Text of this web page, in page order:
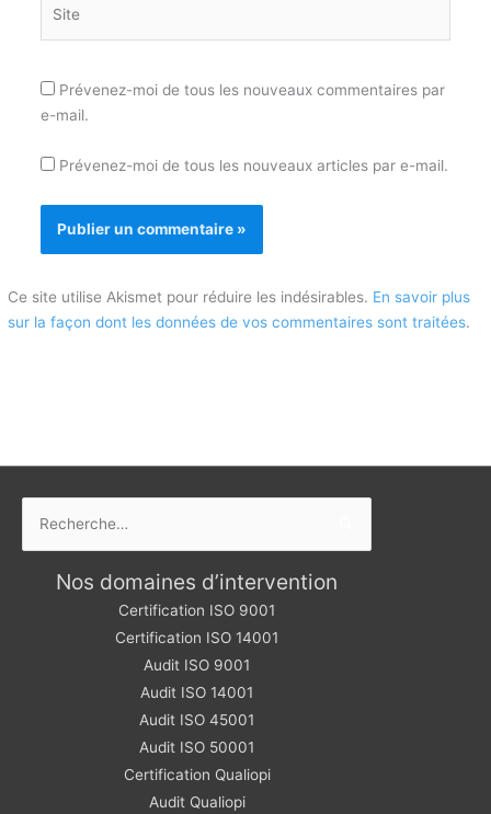
Prévenez-moi de tous les nouveaux commentaires par
e-mail.
Prévenez-moi de tous les nouveaux articles par e-mail.
Ce site utilise Akismet pour réduire les indésirables. En savoir plus
sur la façon dont les données de vos commentaires sont traitées.
Nos domaines d’intervention
Certification ISO 9001
Certification ISO 14001
Audit ISO 9001
Audit ISO 14001
Audit ISO 45001
Audit ISO 50001
Certification Qualiopi
Audit Qualiopi